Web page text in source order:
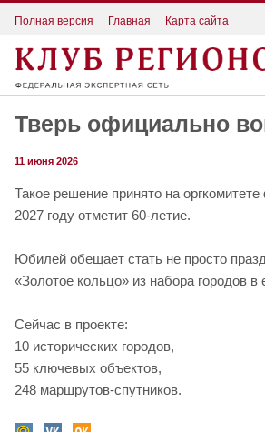
Полная версия Главная Карта сайта
Тверь официально
11 июня 2026
Такое решение принято на
2027 году отметит 60-летие.
Юбилей обещает стать не просто
«Золотое кольцо» из набора городов в
Сейчас в проекте:
10 исторических городов,
55 ключевых объектов,
248 маршрутов-спутников.